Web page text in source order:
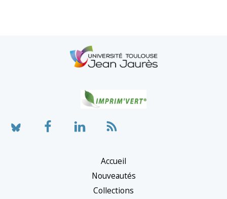
Accueil
Nouveautés
Collections